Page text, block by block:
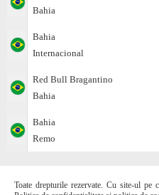
Bahia
Bahia
Internacional
Red Bull Bragantino
Bahia
Bahia
Remo
Toate drepturile rezervate. Cu site-ul pe